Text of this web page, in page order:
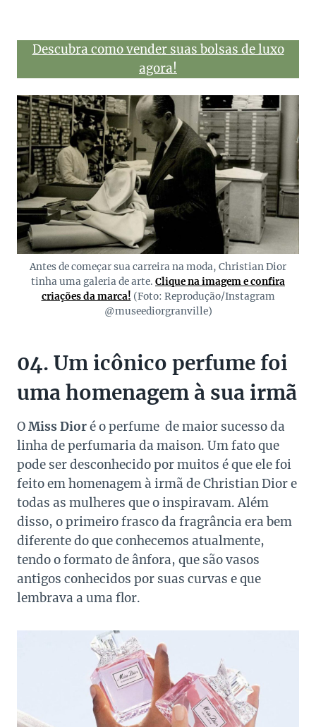
Descubra como vender suas bolsas de luxo
agora!
Antes de começar sua carreira na moda, Christian Dior
tinha uma galeria de arte. Clique na imagem e confira
criações da marca! (Foto: Reprodução/Instagram
@museediorgranville)
04. Um icônico perfume foi
uma homenagem à sua irmã
OMiss Dioré o perfume de maior sucesso da
linha de perfumaria da maison. Um fato que
pode ser desconhecido por muitos é que ele foi
feito em homenagem à irmã de Christian Dior e
todas as mulheres que o inspiravam. Além
disso, o primeiro frasco da fragrância era bem
diferente do que conhecemos atualmente,
tendo o formato de ânfora, que são vasos
antigos conhecidos por suas curvas e que
lembrava a uma flor.